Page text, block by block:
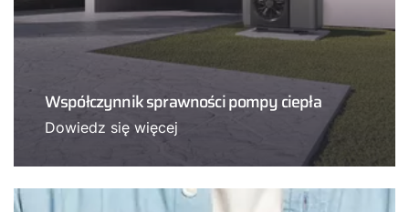
Współczynnik sprawności pompy ciepła
Dowiedz się więcej